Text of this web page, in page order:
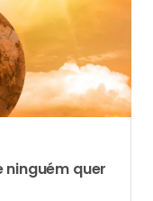
ninguém quer